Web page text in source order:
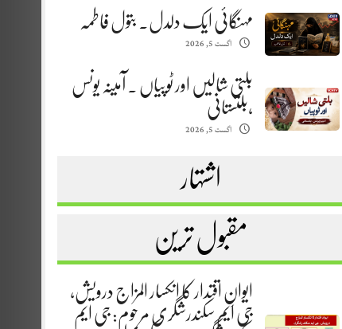
مہنگائی ایک دلدل. بتول فاطمہ
اگست 5, 2026
بلتی شالیں اور ٹوپیاں . آمینہ یونس
،بلتستانی
اگست 5, 2026
اشتہار
مقبول ترین
ایوانِ اقتدار کا انکسار المزاج درویش،
جی ایم سکندرشگری مرحوم: جی ایم